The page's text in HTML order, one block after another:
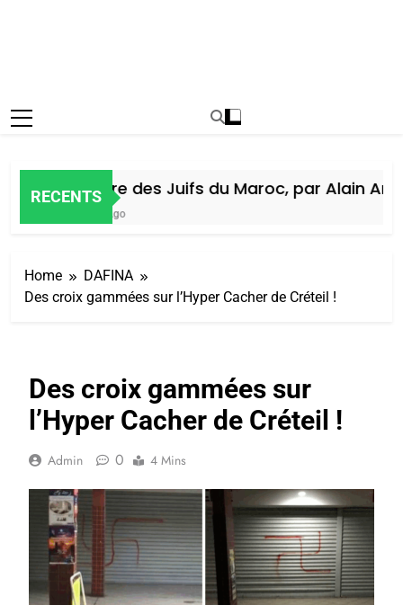
RECENTS
Histoire des Juifs du Maroc, par Alain Amiel
Home
DAFINA
Des croix gammées sur l’Hyper Cacher de Créteil !
Des croix gammées sur
l’Hyper Cacher de Créteil !
Admin 0 4 Mins